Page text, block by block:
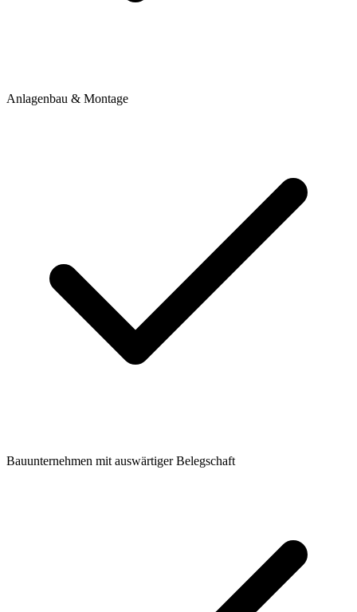
Anlagenbau & Montage
Bauunternehmen mit auswärtiger Belegschaft